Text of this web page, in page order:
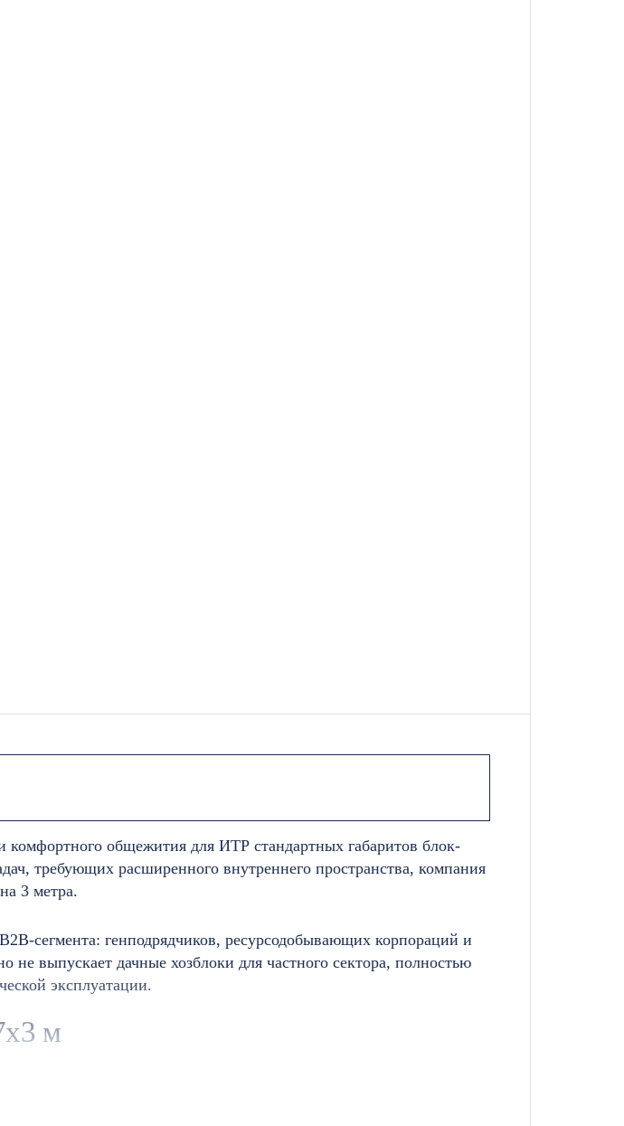
комфортного общежития для ИТР стандартных габаритов блок-
требующих расширенного внутреннего пространства, компания
3 метра.
сегмента: генподрядчиков, ресурсодобывающих корпораций и
выпускает дачные хозблоки для частного сектора, полностью
эксплуатации.
м